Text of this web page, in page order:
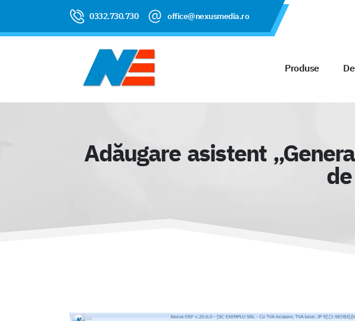
0332.730.730 office@nexusmedia.ro
Produse
Adăugare asistent